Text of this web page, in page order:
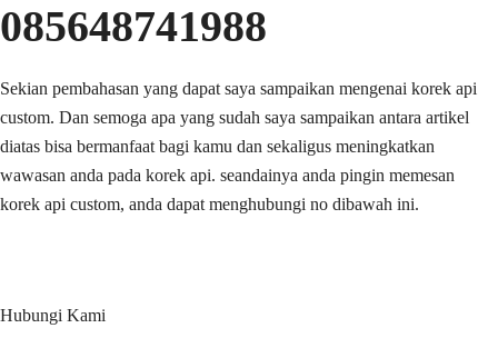
085648741988
Sekian pembahasan yang dapat saya sampaikan mengenai korek api
custom. Dan semoga apa yang sudah saya sampaikan antara artikel
diatas bisa bermanfaat bagi kamu dan sekaligus meningkatkan
wawasan anda pada korek api. seandainya anda pingin memesan
korek api custom, anda dapat menghubungi no dibawah ini.
Hubungi Kami